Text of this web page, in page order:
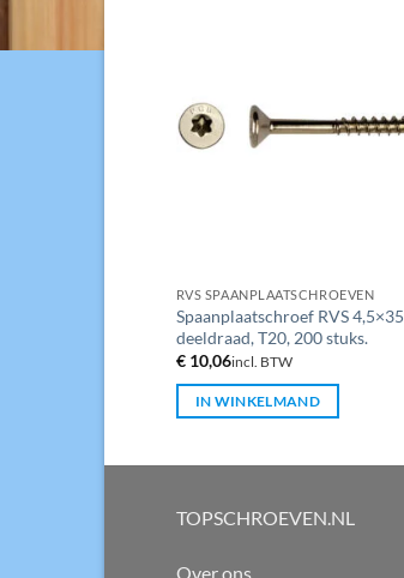
RVS SPAANPLAATSCHROEVEN
Spaanplaatschroef RVS 4,5×35
deeldraad, T20, 200 stuks.
€10,06incl. BTW
IN WINKELMAND
TOPSCHROEVEN.NL
Over ons